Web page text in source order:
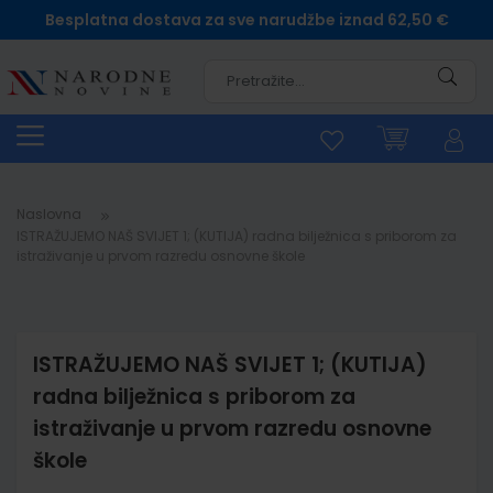
Besplatna dostava za sve narudžbe iznad 62,50 €
Naslovna
ISTRAŽUJEMO NAŠ SVIJET 1; (KUTIJA)
radna bilježnica s priborom za
istraživanje u prvom razredu osnovne
škole